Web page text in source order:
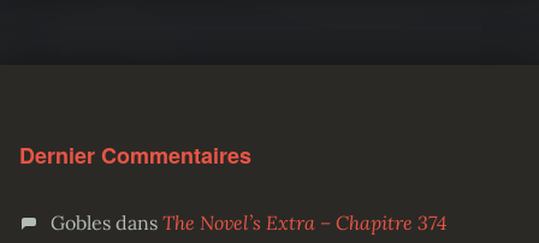
Dernier Commentaires
Goblesdans The Novel’s Extra – Chapitre 374